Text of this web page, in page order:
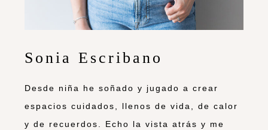
Sonia Escribano
Desde niña he soñado y jugado a crear
espacios cuidados, llenos de vida, de calor
y de recuerdos. Echo la vista atrás y me